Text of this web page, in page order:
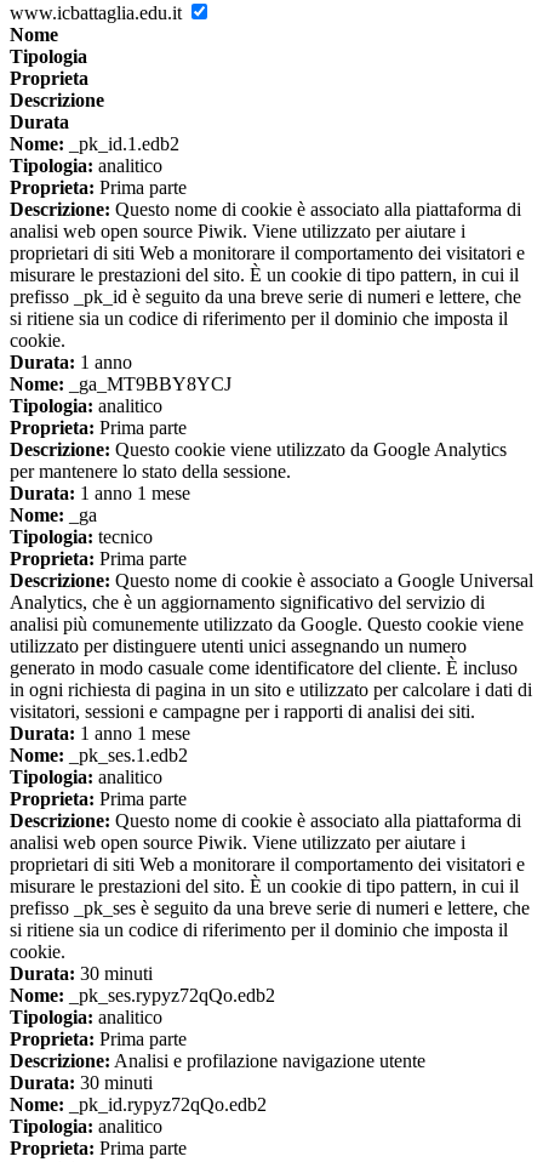
www.icbattaglia.edu.it
Nome
Tipologia
Proprieta
Descrizione
Durata
Nome: _pk_id.1.edb2
Tipologia: analitico
Proprieta: Prima parte
Descrizione: Questo nome di cookie è associato alla piattaforma di
analisi web open source Piwik. Viene utilizzato per aiutare i
proprietari di siti Web a monitorare il comportamento dei visitatori e
misurare le prestazioni del sito. È un cookie di tipo pattern, in cui il
prefisso _pk_id è seguito da una breve serie di numeri e lettere, che
si ritiene sia un codice di riferimento per il dominio che imposta il
cookie.
Durata: 1 anno
Nome: _ga_MT9BBY8YCJ
Tipologia: analitico
Proprieta: Prima parte
Descrizione: Questo cookie viene utilizzato da Google Analytics
per mantenere lo stato della sessione.
Durata: 1 anno 1 mese
Nome: _ga
Tipologia: tecnico
Proprieta: Prima parte
Descrizione: Questo nome di cookie è associato a Google Universal
Analytics, che è un aggiornamento significativo del servizio di
analisi più comunemente utilizzato da Google. Questo cookie viene
utilizzato per distinguere utenti unici assegnando un numero
generato in modo casuale come identificatore del cliente. È incluso
in ogni richiesta di pagina in un sito e utilizzato per calcolare i dati di
visitatori, sessioni e campagne per i rapporti di analisi dei siti.
Durata: 1 anno 1 mese
Nome: _pk_ses.1.edb2
Tipologia: analitico
Proprieta: Prima parte
Descrizione: Questo nome di cookie è associato alla piattaforma di
analisi web open source Piwik. Viene utilizzato per aiutare i
proprietari di siti Web a monitorare il comportamento dei visitatori e
misurare le prestazioni del sito. È un cookie di tipo pattern, in cui il
prefisso _pk_ses è seguito da una breve serie di numeri e lettere, che
si ritiene sia un codice di riferimento per il dominio che imposta il
cookie.
Durata: 30 minuti
Nome: _pk_ses.rypyz72qQo.edb2
Tipologia: analitico
Proprieta: Prima parte
Descrizione: Analisi e profilazione navigazione utente
Durata: 30 minuti
Nome: _pk_id.rypyz72qQo.edb2
Tipologia: analitico
Proprieta: Prima parte